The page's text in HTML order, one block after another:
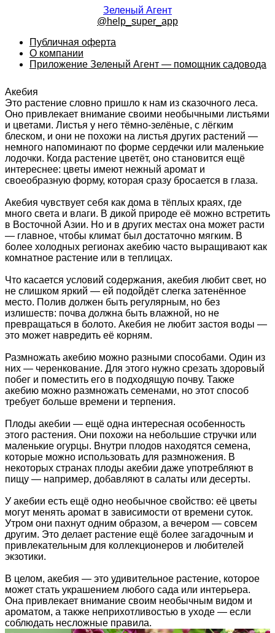
Зеленый Агент
@help_super_app
Публичная оферта
О компании
Приложение Зеленый Агент — помощник садовода
Акебия
Это растение словно пришло к нам из сказочного леса.
Оно привлекает внимание своими необычными листьями
и цветами. Листья у него тёмно-зелёные, с лёгким
блеском, и они не похожи на листья других растений —
немного напоминают по форме сердечки или маленькие
лодочки. Когда растение цветёт, оно становится ещё
интереснее: цветы имеют нежный аромат и
своеобразную форму, которая сразу бросается в глаза.
Акебия чувствует себя как дома в тёплых краях, где
много света и влаги. В дикой природе её можно встретить
в Восточной Азии. Но и в других местах она может расти
— главное, чтобы климат был достаточно мягким. В
более холодных регионах акебию часто выращивают как
комнатное растение или в теплицах.
Что касается условий содержания, акебия любит свет, но
не слишком яркий — ей подойдёт слегка затенённое
место. Полив должен быть регулярным, но без
излишеств: почва должна быть влажной, но не
превращаться в болото. Акебия не любит застоя воды —
это может навредить её корням.
Размножать акебию можно разными способами. Один из
них — черенкование. Для этого нужно срезать здоровый
побег и поместить его в подходящую почву. Также
акебию можно размножать семенами, но этот способ
требует больше времени и терпения.
Плоды акебии — ещё одна интересная особенность
этого растения. Они похожи на небольшие стручки или
маленькие огурцы. Внутри плодов находятся семена,
которые можно использовать для размножения. В
некоторых странах плоды акебии даже употребляют в
пищу — например, добавляют в салаты или десерты.
У акебии есть ещё одно необычное свойство: её цветы
могут менять аромат в зависимости от времени суток.
Утром они пахнут одним образом, а вечером — совсем
другим. Это делает растение ещё более загадочным и
привлекательным для коллекционеров и любителей
экзотики.
В целом, акебия — это удивительное растение, которое
может стать украшением любого сада или интерьера.
Она привлекает внимание своим необычным видом и
ароматом, а также неприхотливостью в уходе — если
соблюдать несложные правила.